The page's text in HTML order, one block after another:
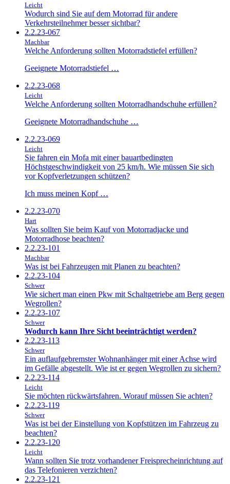
Leicht
Wodurch sind Sie auf dem Motorrad für andere
Verkehrsteilnehmer besser sichtbar?
2.2.23-067
Machbar
Welche Anforderung sollten Motorradstiefel erfüllen?
Geeignete Motorradstiefel …
2.2.23-068
Leicht
Welche Anforderung sollten Motorradhandschuhe erfüllen?
Geeignete Motorradhandschuhe …
2.2.23-069
Leicht
Sie fahren ein Mofa mit einer bauartbedingten
Höchstgeschwindigkeit von 25 km/h. Wie müssen Sie sich
vor Kopfverletzungen schützen?
Ich muss meinen Kopf …
2.2.23-070
Hart
Was sollten Sie beim Kauf von Motorradjacke und
Motorradhose beachten?
2.2.23-101
Machbar
Was ist bei Fahrzeugen mit Planen zu beachten?
2.2.23-104
Schwer
Wie sichert man einen Pkw mit Schaltgetriebe am Berg gegen
Wegrollen?
2.2.23-107
Schwer
Wodurch kann Ihre Sicht beeinträchtigt werden?
2.2.23-113
Schwer
Ein auflaufgebremster Wohnanhänger mit einer Achse wird
im Gefälle abgestellt. Wie ist er gegen Wegrollen zu sichern?
2.2.23-114
Leicht
Sie möchten rückwärtsfahren. Worauf müssen Sie achten?
2.2.23-119
Schwer
Was ist bei der Einstellung von Kopfstützen im Fahrzeug zu
beachten?
2.2.23-120
Leicht
Wann sollten Sie trotz vorhandener Freisprecheinrichtung auf
das Telefonieren verzichten?
2.2.23-121